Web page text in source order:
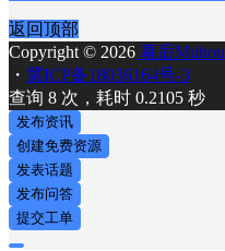
返回顶部
Copyright © 2026 幕后Muhou
・ 冀ICP备18036164号-3
查询 8 次，耗时 0.2105 秒
发布资讯
创建免费资源
发表话题
发布问答
提交工单